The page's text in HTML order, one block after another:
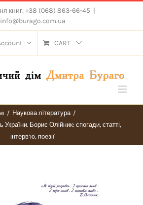
книг: +38 (068) 863-66-45 |
info@burago.com.ua
CART
/ Наукова література /
України. Борис Олійник: спогади, статті,
інтерв’ю, поезії